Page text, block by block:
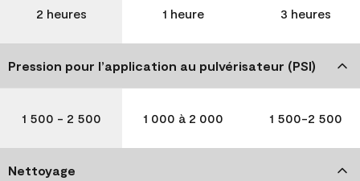
2 heures 1 heure 3 heures
Pression pour l’application au pulvérisateur (PSI)
1 500 - 2 500 1 000 à 2 000 1 500-2 500
Nettoyage